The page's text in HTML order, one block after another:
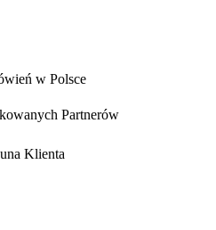
w Polsce
Partnerów
Klienta